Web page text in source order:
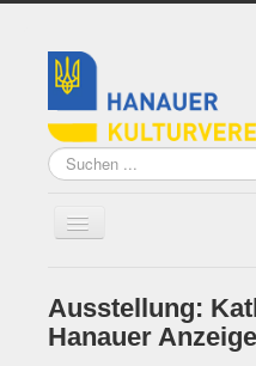
Suchen
...
Home
Über uns
Ausstellung:
Hanauer